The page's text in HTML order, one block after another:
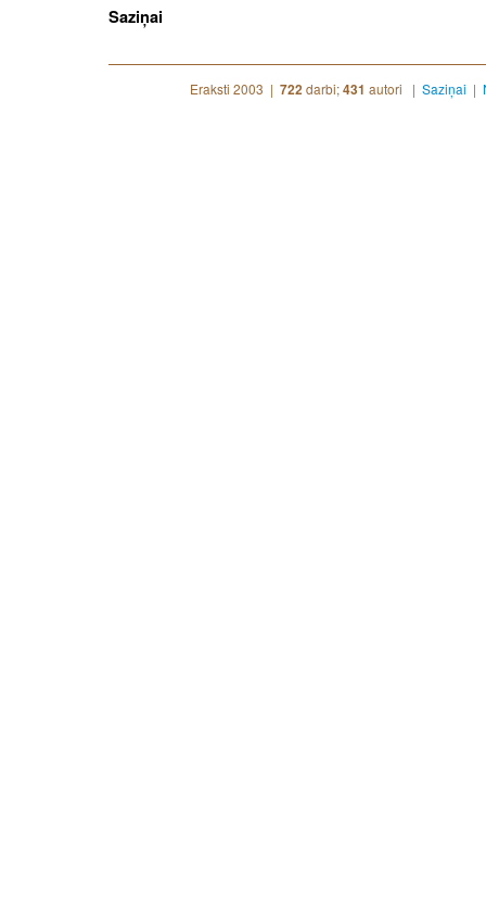
Saziņai
Eraksti 2003 | 722 darbi;431 autori | Saziņai |